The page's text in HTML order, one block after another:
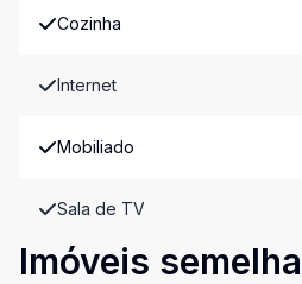
Cozinha
Internet
Mobiliado
Sala de TV
Imóveis